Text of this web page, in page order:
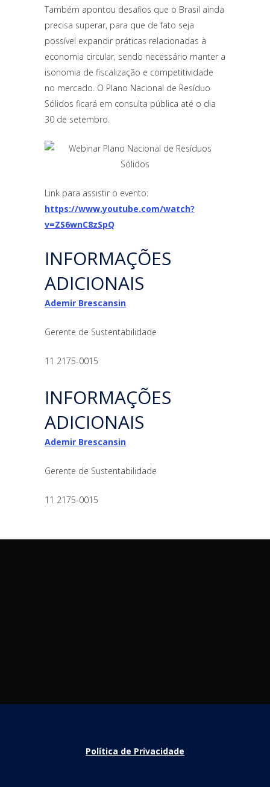
Também apontou desafios que o Brasil ainda
precisa superar, para que de fato seja
possível expandir práticas relacionadas à
economia circular, sendo necessário manter a
isonomia de fiscalização e competitividade
no mercado. O Plano Nacional de Resíduo
Sólidos ficará em consulta pública até o dia
30 de setembro.
Link para assistir o evento:
https://www.youtube.com/watch?
v=ZS6wnC8zSpQ
INFORMAÇÕES
ADICIONAIS
Ademir Brescansin
Gerente de Sustentabilidade
11 2175-0015
INFORMAÇÕES
ADICIONAIS
Ademir Brescansin
Gerente de Sustentabilidade
11 2175-0015
Política de Privacidade